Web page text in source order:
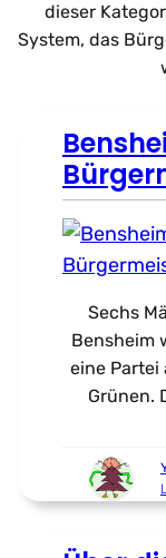
dieser
System, das
Sechs
Bensheim
eine Partei
Grünen.